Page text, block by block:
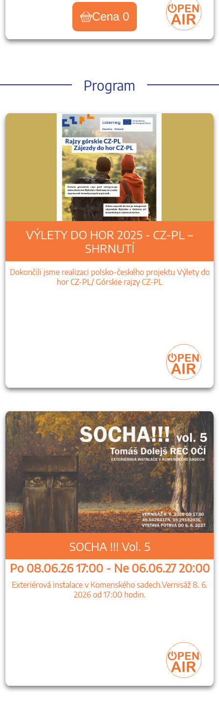
Cena 0
Program
VÝLETY DO HOR 2025 - CZ-PL –
SHRNUTÍ
Dokončili jsme realizaci polsko-českého projektu Výlety do
hor CZ-PL/ Górskie rajzy CZ-PL
SOCHA !!! Vol. 5
Po 08.06.26 17:00 - Ne 06.06.27 20:00
Exteriérová instalace v Komenského sadech.Vernisáž 8. 6.
2026 od 17:00 hodin.